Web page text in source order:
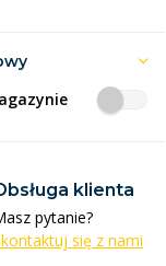
klienta
pytanie?
się z nami